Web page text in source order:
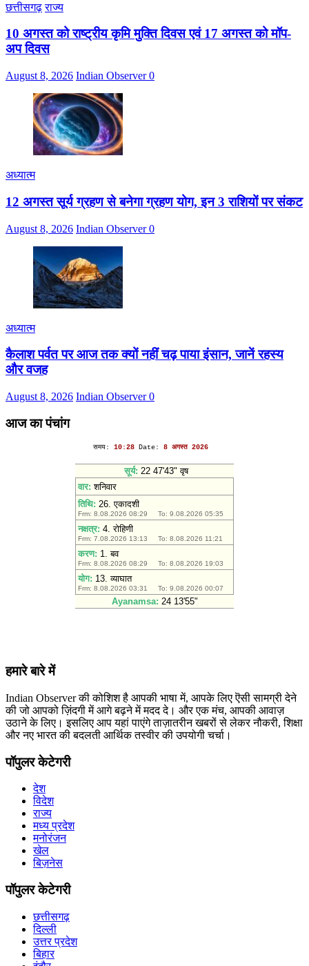
छत्तीसगढ़ राज्य
10 अगस्त को राष्ट्रीय कृमि मुक्ति दिवस एवं 17 अगस्त को मॉप-
अप दिवस
August 8, 2026 Indian Observer0
अध्यात्म
12 अगस्त सूर्य ग्रहण से बनेगा ग्रहण योग, इन 3 राशियों पर संकट
August 8, 2026 Indian Observer0
अध्यात्म
कैलाश पर्वत पर आज तक क्यों नहीं चढ़ पाया इंसान, जानें रहस्य
और वजह
August 8, 2026 Indian Observer0
आज का पंचांग
हमारे बारे में
Indian Observer की कोशिश है आपकी भाषा में, आपके लिए ऎसी सामग्री देने
की जो आपको ज़िंदगी में आगे बढ़ने में मदद दे। और एक मंच, आपकी आवाज़
उठाने के लिए। इसलिए आप यहां पाएंगे ताज़ातरीन खबरों से लेकर नौकरी, शिक्षा
और नए भारत की बदलती आर्थिक तस्वीर की उपयोगी चर्चा।
पॉपुलर केटेगरी
देश
विदेश
राज्य
मध्य प्रदेश
मनोरंजन
खेल
बिज़नेस
पॉपुलर केटेगरी
छत्तीसगढ़
दिल्ली
उत्तर प्रदेश
बिहार